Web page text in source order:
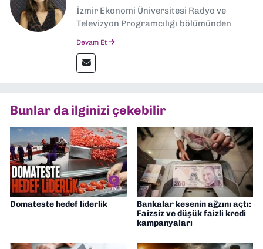
İzmir Ekonomi Üniversitesi Radyo ve
Televizyon Programcılığı bölümünden
2024 senesinde mezun oldum. Dokuz Eylül
editörlük görevini de üstleniyorum.
Devam Et
Bunlar da ilginizi çekebilir
Domateste hedef liderlik
Bankalar kesenin ağzını açtı:
Faizsiz ve düşük faizli kredi
kampanyaları